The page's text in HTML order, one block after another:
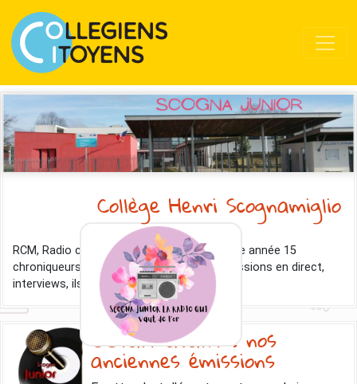
Collège Henri Scognamiglio
RCM, Radio collège Morcenx, regroupe cette année 15
chroniqueurs de la 6è à la 3è. Podcast, émissions en direct,
interviews, ils sont prêts à tout !
C'était avant : nos
anciennes émissions